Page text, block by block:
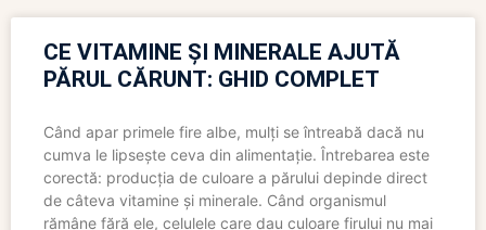
CE VITAMINE ȘI MINERALE AJUTĂ
PĂRUL CĂRUNT: GHID COMPLET
Când apar primele fire albe, mulți se întreabă dacă nu
cumva le lipsește ceva din alimentație. Întrebarea este
corectă: producția de culoare a părului depinde direct
de câteva vitamine și minerale. Când organismul
rămâne fără ele, celulele care dau culoare firului nu mai